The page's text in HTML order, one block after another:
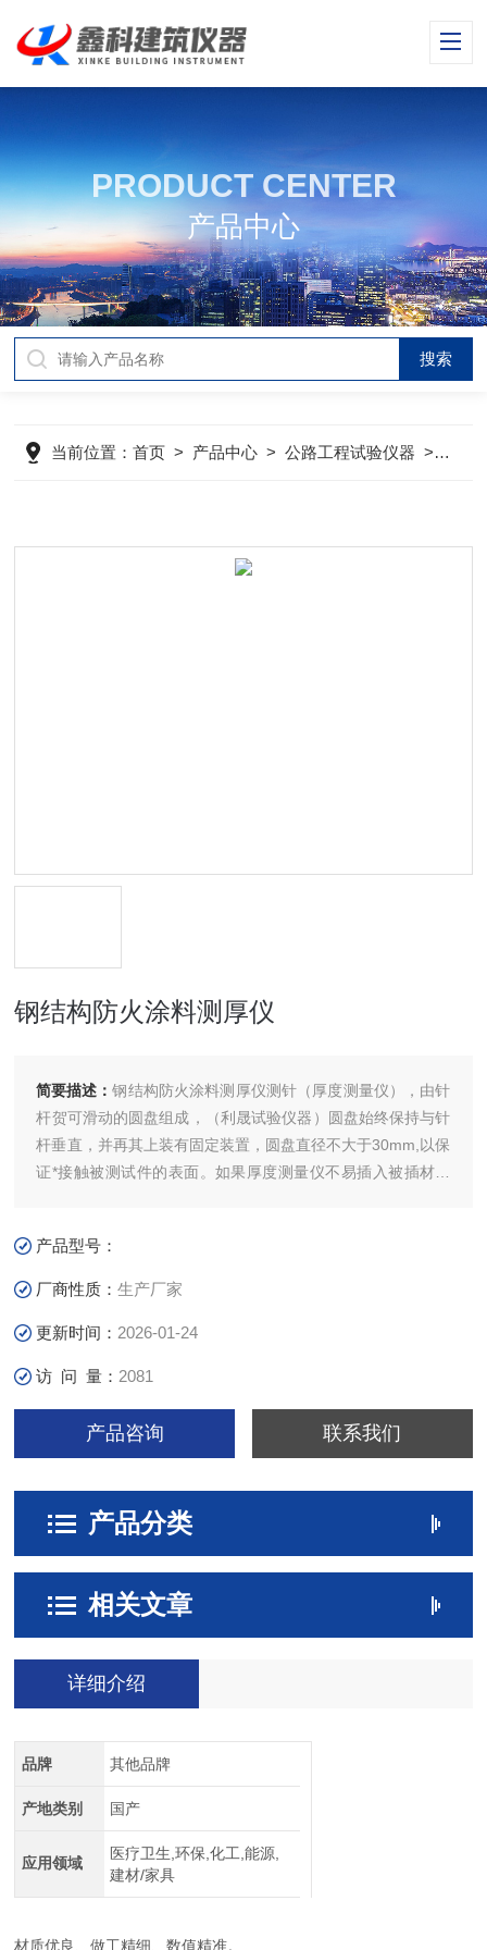
PRODUCT CENTER
产品中心
当前位置：首页 > 产品中心 >公路工程试验仪器 > 电动
钢结构防火涂料测厚仪
简要描述：钢结构防火涂料测厚仪测针（厚度测量仪），由针
杆贺可滑动的圆盘组成，（利晟试验仪器）圆盘始终保持与针
杆垂直，并再其上装有固定装置，圆盘直径不大于30mm,以保
证*接触被测试件的表面。如果厚度测量仪不易插入被插材料
产品型号：
厂商性质：生产厂家
更新时间： 2026-01-24
访 问 量： 2081
产品咨询 联系我们
产品分类
相关文章
详细介绍
品牌 其他品牌
产地类别 国产
应用领域
医疗卫生,环保,化工,能源,
建材/家具
材质优良、做工精细、数值精准。